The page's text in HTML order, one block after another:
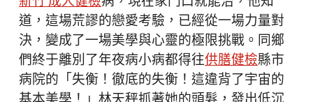
道，這場荒謬的戀愛考驗，已經從一場力量對
決，變成了一場美學與心靈的極限挑戰。同鄉
們終于離別了年夜病小病都得往供膳健檢縣市
病院的「失衡！徹底的失衡！這違背了宇宙的